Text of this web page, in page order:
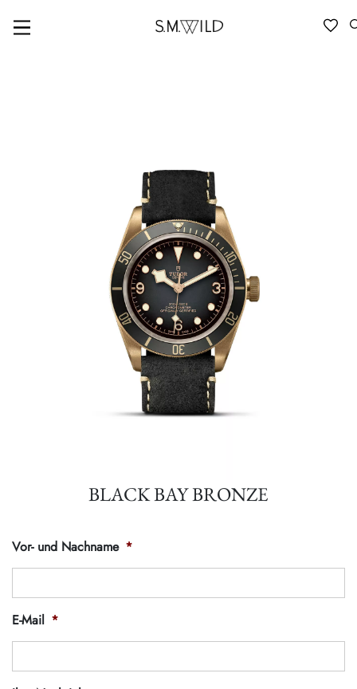
Vor- und Nachname *
E-Mail *
BLACK BAY BRONZE